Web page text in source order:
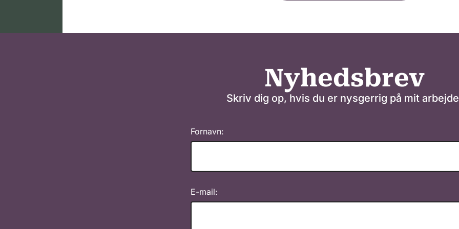
Nyhedsbrev
Skriv dig op, hvis du er nysgerrig på mit
Fornavn:
E-mail: